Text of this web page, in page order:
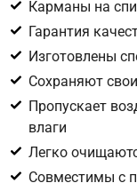
Карманы на
Гарантия
Изготовлены
Сохраняют
Пропускает
влаги
Легко
Совместимы с